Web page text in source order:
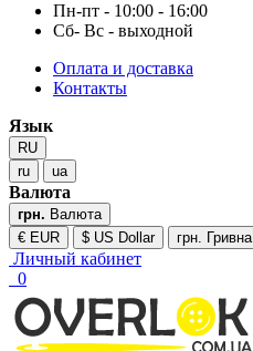
Пн-пт - 10:00 - 16:00
Сб- Вс - выходной
Оплата и доставка
Контакты
Язык
RU
ru
ua
Валюта
грн. Валюта
€ EUR
$ US Dollar грн. Гривна
Личный кабинет
0